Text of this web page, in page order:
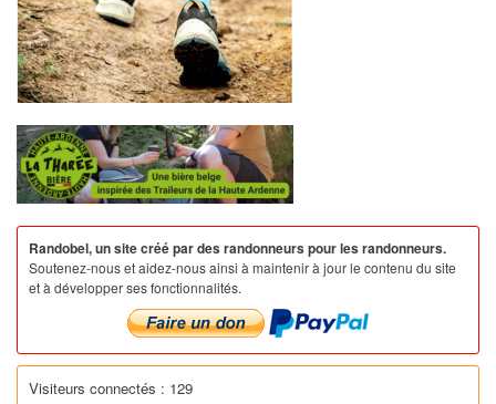
Randobel, un site créé par des randonneurs pour les randonneurs.
Soutenez-nous et aidez-nous ainsi à maintenir à jour le contenu du site
et à développer ses fonctionnalités.
Visiteurs connectés : 129